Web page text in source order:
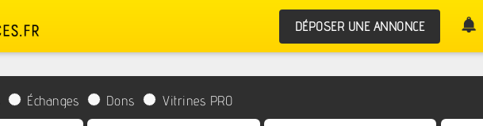
DÉPOSER UNE ANNONCE
Échanges Dons Vitrines PRO